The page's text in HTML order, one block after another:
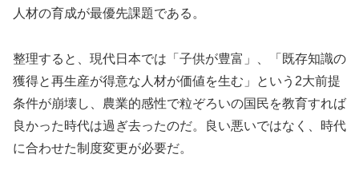
人材の育成が最優先課題である。
整理すると、現代日本では「子供が豊富」、「既存知識の
獲得と再生産が得意な人材が価値を生む」という2大前提
条件が崩壊し、農業的感性で粒ぞろいの国民を教育すれば
良かった時代は過ぎ去ったのだ。良い悪いではなく、時代
に合わせた制度変更が必要だ。